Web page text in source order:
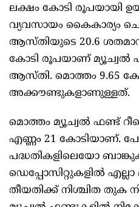
ലക്ഷം കോടി രൂപയായി
വ്യവസായം കൈകാര്യം
ആസ്‌തിയുടെ 20.6
കോടി രൂപയാണ്‌ മ്യൂച്വല്‍
ആസ്‌തി. മൊത്തം 9.65
അക്കൗണ്ടുകളാണുള്ളത്‌.
മൊത്തം മ്യൂച്വല്‍ ഫണ്ട്‌
എണ്ണം 21 കോടിയാണ്‌.
പദ്ധതികളിലെയോ
ഡെപ്പോസിറ്റുകളില്‍
തീയതിക്ക്‌ നിശ്ചിത തുക